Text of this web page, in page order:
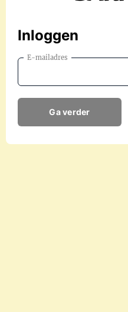
Inloggen
E-mailadres
Ga verder